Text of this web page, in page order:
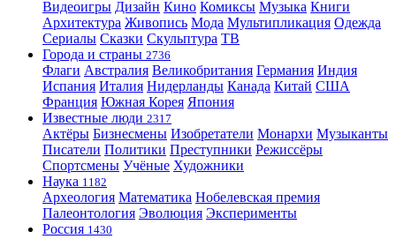
Видеоигры Дизайн Кино Комиксы Музыка Книги
Архитектура Живопись Мода Мультипликация Одежда
Сериалы Сказки Скульптура ТВ
Города и страны 2736
Флаги Австралия Великобритания Германия Индия
Испания Италия Нидерланды Канада Китай США
Франция Южная Корея Япония
Известные люди 2317
Актёры Бизнесмены Изобретатели Монархи Музыканты
Писатели Политики Преступники Режиссёры
Спортсмены Учёные Художники
Наука 1182
Археология Математика Нобелевская премия
Палеонтология Эволюция Эксперименты
Россия 1430